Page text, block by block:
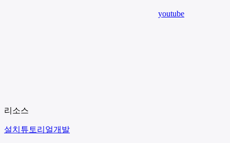
youtube
리소스
설치 튜토리얼개발